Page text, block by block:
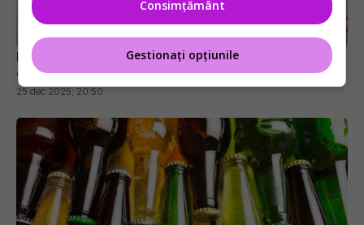
De ce să nu dezgheți alimentele la temperatura
camerei
25 dec 2025, 20:50
Consimțământ
Gestionați opțiunile